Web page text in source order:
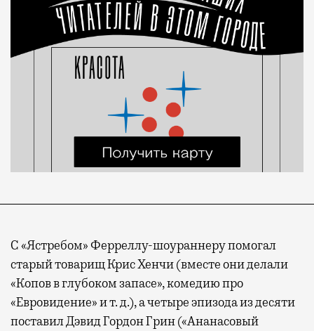
С «Ястребом» Ферреллу-шоураннеру помогал
старый товарищ Крис Хенчи (вместе они делали
«Копов в глубоком запасе», комедию про
«Евровидение» и т. д.), а четыре эпизода из десяти
поставил Дэвид Гордон Грин («Ананасовый